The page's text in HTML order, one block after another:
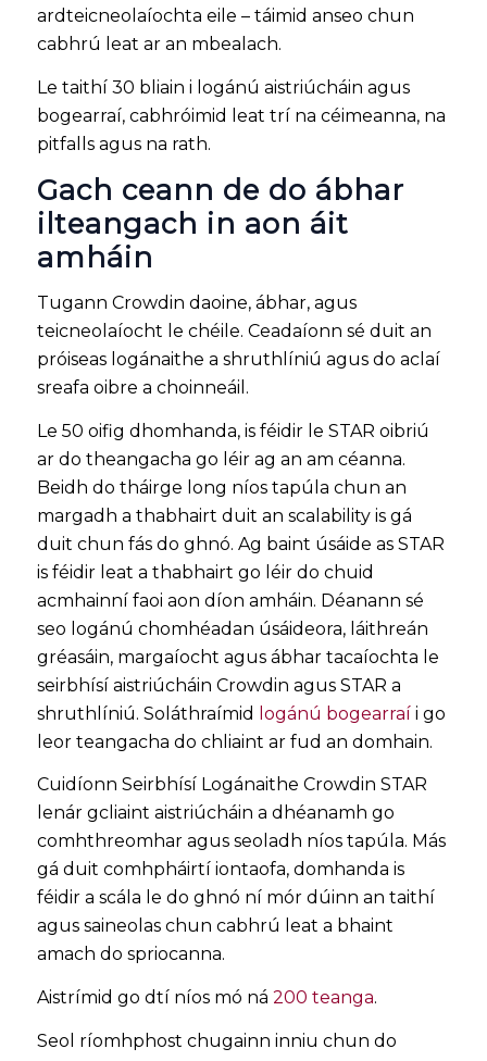
ardteicneolaíochta eile – táimid anseo chun
cabhrú leat ar an mbealach.
Le taithí 30 bliain i logánú aistriúcháin agus
bogearraí, cabhróimid leat trí na céimeanna, na
pitfalls agus na rath.
Gach ceann de do ábhar
ilteangach in aon áit
amháin
Tugann Crowdin daoine, ábhar, agus
teicneolaíocht le chéile. Ceadaíonn sé duit an
próiseas logánaithe a shruthlíniú agus do aclaí
sreafa oibre a choinneáil.
Le 50 oifig dhomhanda, is féidir le STAR oibriú
ar do theangacha go léir ag an am céanna.
Beidh do tháirge long níos tapúla chun an
margadh a thabhairt duit an scalability is gá
duit chun fás do ghnó. Ag baint úsáide as STAR
is féidir leat a thabhairt go léir do chuid
acmhainní faoi aon díon amháin. Déanann sé
seo logánú chomhéadan úsáideora, láithreán
gréasáin, margaíocht agus ábhar tacaíochta le
seirbhísí aistriúcháin Crowdin agus STAR a
shruthlíniú. Soláthraímid
logánú bogearraíi go
leor teangacha do chliaint ar fud an domhain.
Cuidíonn Seirbhísí Logánaithe Crowdin STAR
lenár gcliaint aistriúcháin a dhéanamh go
comhthreomhar agus seoladh níos tapúla. Más
gá duit comhpháirtí iontaofa, domhanda is
féidir a scála le do ghnó ní mór dúinn an taithí
agus saineolas chun cabhrú leat a bhaint
amach do spriocanna.
Aistrímid go dtí níos mó ná 200 teanga.
Seol ríomhphost chugainn inniu chun do